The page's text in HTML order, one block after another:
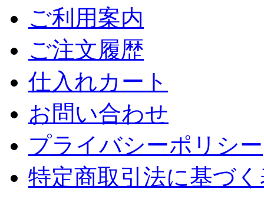
ご利用案内
ご注文履歴
仕入れカート
お問い合わせ
プライバシーポリシー
特定商取引法に基づ